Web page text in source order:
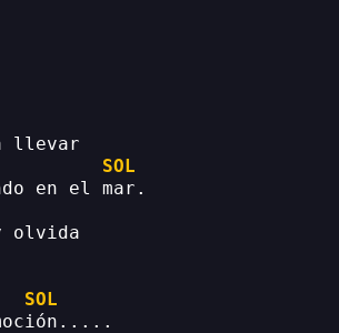
llevar
SOL
en el mar.
olvida
SOL